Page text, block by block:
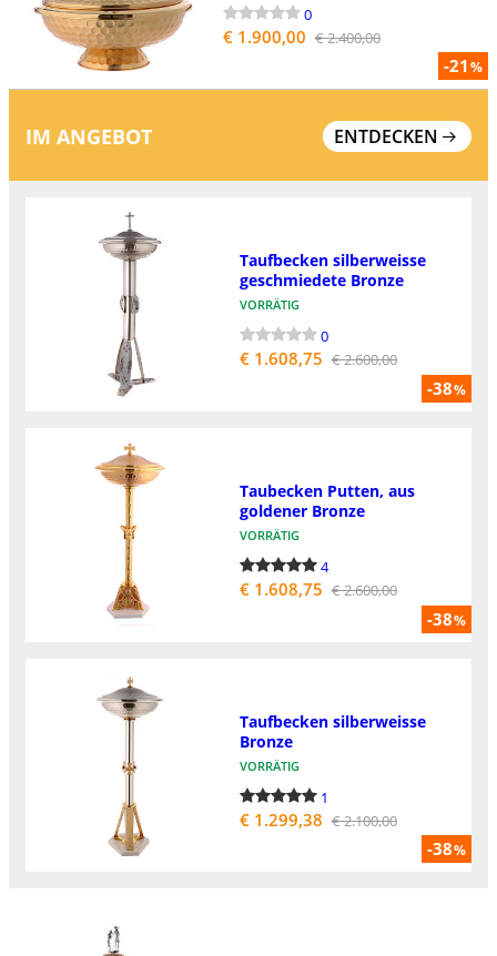
-21%
0
€ 1.900,00 € 2.400,00
IM ANGEBOT ENTDECKEN
-38%
Taufbecken silberweisse
geschmiedete Bronze
VORRÄTIG
0
€ 1.608,75 € 2.600,00
-38%
Taubecken Putten, aus
goldener Bronze
VORRÄTIG
4
€ 1.608,75 € 2.600,00
-38%
Taufbecken silberweisse
Bronze
VORRÄTIG
1
€ 1.299,38 € 2.100,00